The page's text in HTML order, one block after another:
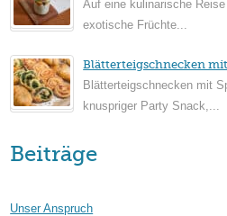
Auf eine kulinarische
exotische Früchte...
Blätterteigschnecken mit
Blätterteigschnecken mit
knuspriger Party Snack,...
Beiträge
Unser Anspruch